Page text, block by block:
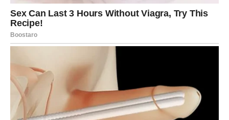
se ova situacija razviti. Osjećam da su se temelji naše
porodice srušili, a ja nemam kontrolu nad tim.
Ne znam kako da nastavim dalje. Sve što sam osjećala
prema ocu sada je pretvoreno u prazninu. Ne mogu da
zamislim kako bi moj život izgledao dalje, kada je osnovna
sigurnost koju sam imala uništena. Da li su svi ti trenuci
sreće koje smo dijelili bili samo iluzija? Kako da se
suočim s novom realnošću koja mi se nameće? Svaka